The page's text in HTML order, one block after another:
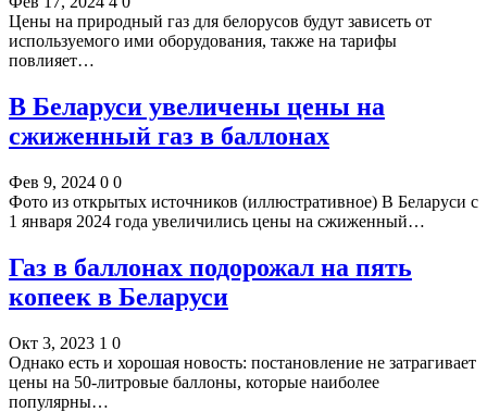
Цены на природный газ для белорусов будут зависеть от
используемого ими оборудования, также на тарифы
повлияет…
В Беларуси увеличены цены на
сжиженный газ в баллонах
Фев 9, 2024 0 0
Фото из открытых источников (иллюстративное) В Беларуси с
1 января 2024 года увеличились цены на сжиженный…
Газ в баллонах подорожал на пять
копеек в Беларуси
Окт 3, 2023 1 0
Однако есть и хорошая новость: постановление не затрагивает
цены на 50-литровые баллоны, которые наиболее
популярны…